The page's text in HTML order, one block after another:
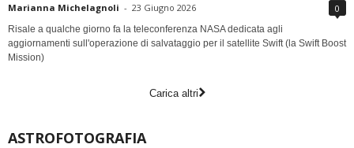
Marianna Michelagnoli - 23 Giugno 2026 0
Risale a qualche giorno fa la teleconferenza NASA dedicata agli
aggiornamenti sull'operazione di salvataggio per il satellite Swift (la Swift Boost
Mission)
Carica altri
ASTROFOTOGRAFIA